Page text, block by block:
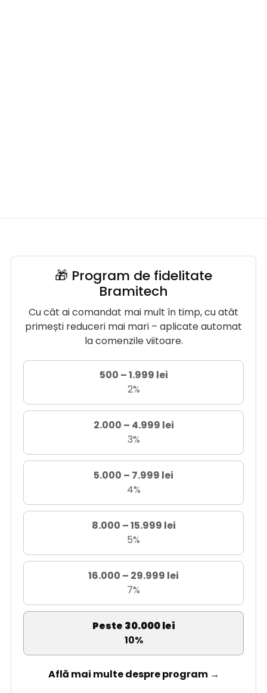
🎁 Program de fidelitate
Bramitech
Cu cât ai comandat mai mult în timp, cu atât
primești reduceri mai mari – aplicate automat
la comenzile viitoare.
500 – 1.999 lei
2%
2.000 – 4.999 lei
3%
5.000 – 7.999 lei
4%
8.000 – 15.999 lei
5%
16.000 – 29.999 lei
7%
Peste 30.000 lei
10%
Află mai multe despre program →